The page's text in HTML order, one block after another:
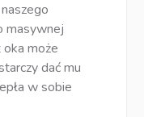
masywnej
może
dać mu
w sobie